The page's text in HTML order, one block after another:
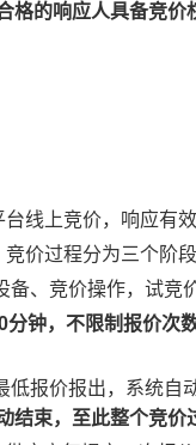
格的响应人具备竞
线上竞价，响应有
价过程分为三个阶
备、竞价操作，试
分钟，不限制报价次
低报价报出，系统
结束，至此整个竞价